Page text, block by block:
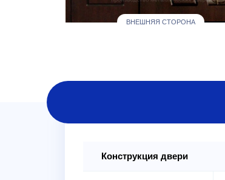
ВНЕШНЯЯ СТОРОНА
Конструкция двери